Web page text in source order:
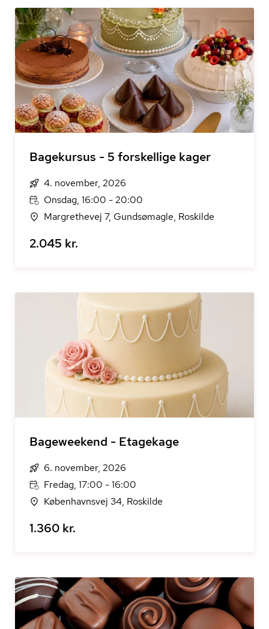
Bagekursus - 5 forskellige kager
4. november, 2026
Onsdag, 16:00 - 20:00
Margrethevej 7, Gundsømagle, Roskilde
2.045 kr.
Bageweekend - Etagekage
6. november, 2026
Fredag, 17:00 - 16:00
Københavnsvej 34, Roskilde
1.360 kr.